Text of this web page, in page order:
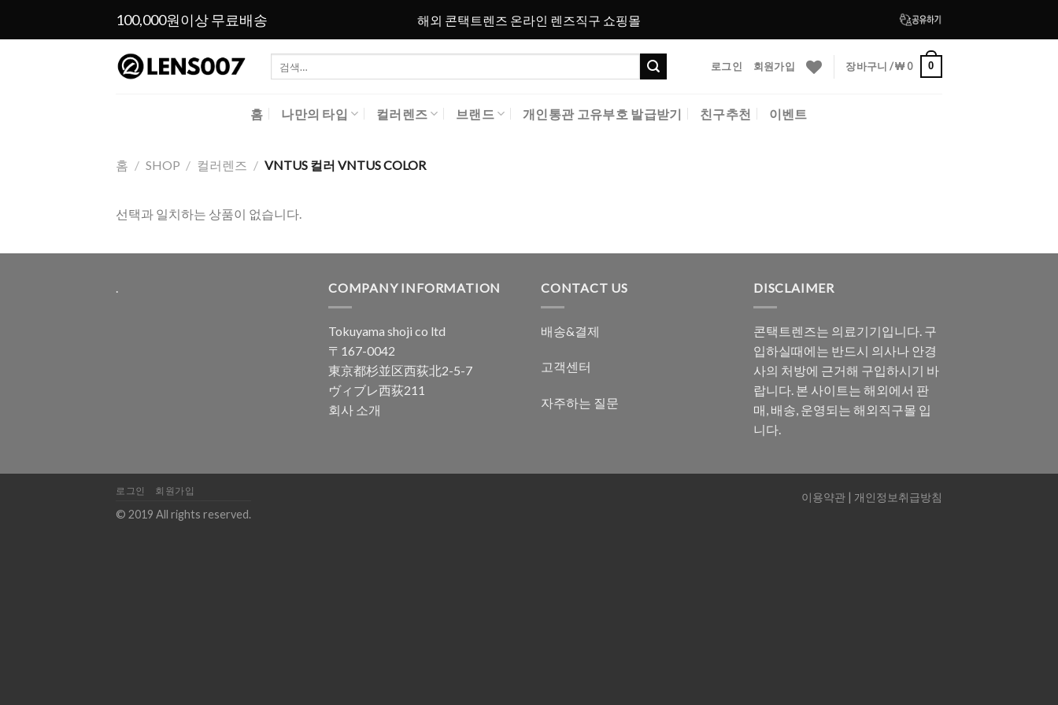
100,000원이상 무료배송 해외 콘택트렌즈 온라인 렌즈직구 쇼핑몰
색:
로그인 회원가입 장바구니 /₩0 0
홈 나만의 타입 컬러렌즈 브랜드 개인통관 고유부호 발급받기 친구추천 이벤트
홈 / SHOP / 컬러렌즈 / VNTUS 컬러 VNTUS COLOR
선택과 일치하는 상품이 없습니다.
. COMPANY INFORMATION
Tokuyama shoji co ltd
〒167-0042
東京都杉並区西荻北2-5-7
ヴィブレ西荻211
회사 소개
CONTACT US
배송&결제
고객센터
자주하는 질문
DISCLAIMER
콘택트렌즈는 의료기기입니다. 구
입하실때에는 반드시 의사나 안경
사의 처방에 근거해 구입하시기 바
랍니다. 본 사이트는 해외에서 판
매, 배송, 운영되는 해외직구몰 입
니다.
이용약관 | 개인정보취급방침
로그인 회원가입
© 2019 All rights reserved.